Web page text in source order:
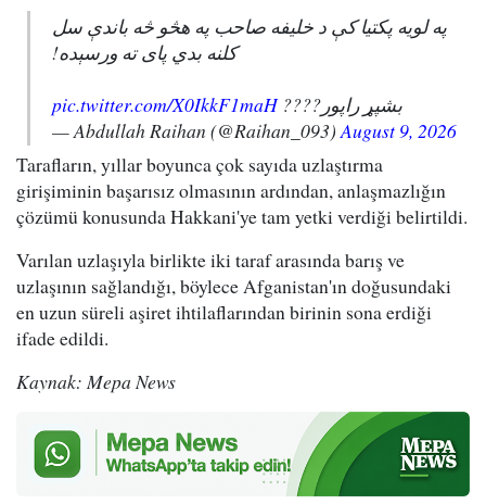
په لویه پکتیا کې د خلیفه صاحب په هڅو څه باندې سل
کلنه بدي پای ته ورسېده!
بشپړ راپور????pic.twitter.com/X0IkkF1maH
— Abdullah Raihan (@Raihan_093)August 9, 2026
Tarafların, yıllar boyunca çok sayıda uzlaştırma
girişiminin başarısız olmasının ardından, anlaşmazlığın
çözümü konusunda Hakkani'ye tam yetki verdiği belirtildi.
Varılan uzlaşıyla birlikte iki taraf arasında barış ve
uzlaşının sağlandığı, böylece Afganistan'ın doğusundaki
en uzun süreli aşiret ihtilaflarından birinin sona erdiği
ifade edildi.
Kaynak: Mepa News